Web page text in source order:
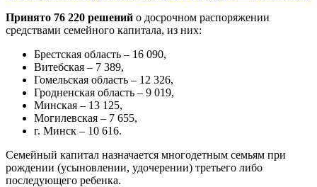
Принято 76 220 решений о досрочном распоряжении
средствами семейного капитала, из них:
Брестская область – 16 090,
Витебская – 7 389,
Гомельская область – 12 326,
Гродненская область – 9 019,
Минская – 13 125,
Могилевская – 7 655,
г. Минск – 10 616.
Семейный капитал назначается многодетным семьям при
рождении (усыновлении, удочерении) третьего либо
последующего ребенка.